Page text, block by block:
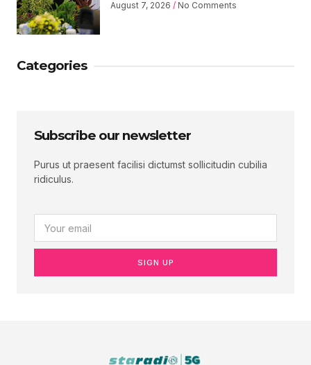
August 7, 2026 No Comments
Categories
Subscribe our newsletter
Purus ut praesent facilisi dictumst sollicitudin cubilia
ridiculus.
SIGN UP